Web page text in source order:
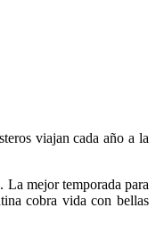
viajan cada año a la
La mejor temporada para
cobra vida con bellas